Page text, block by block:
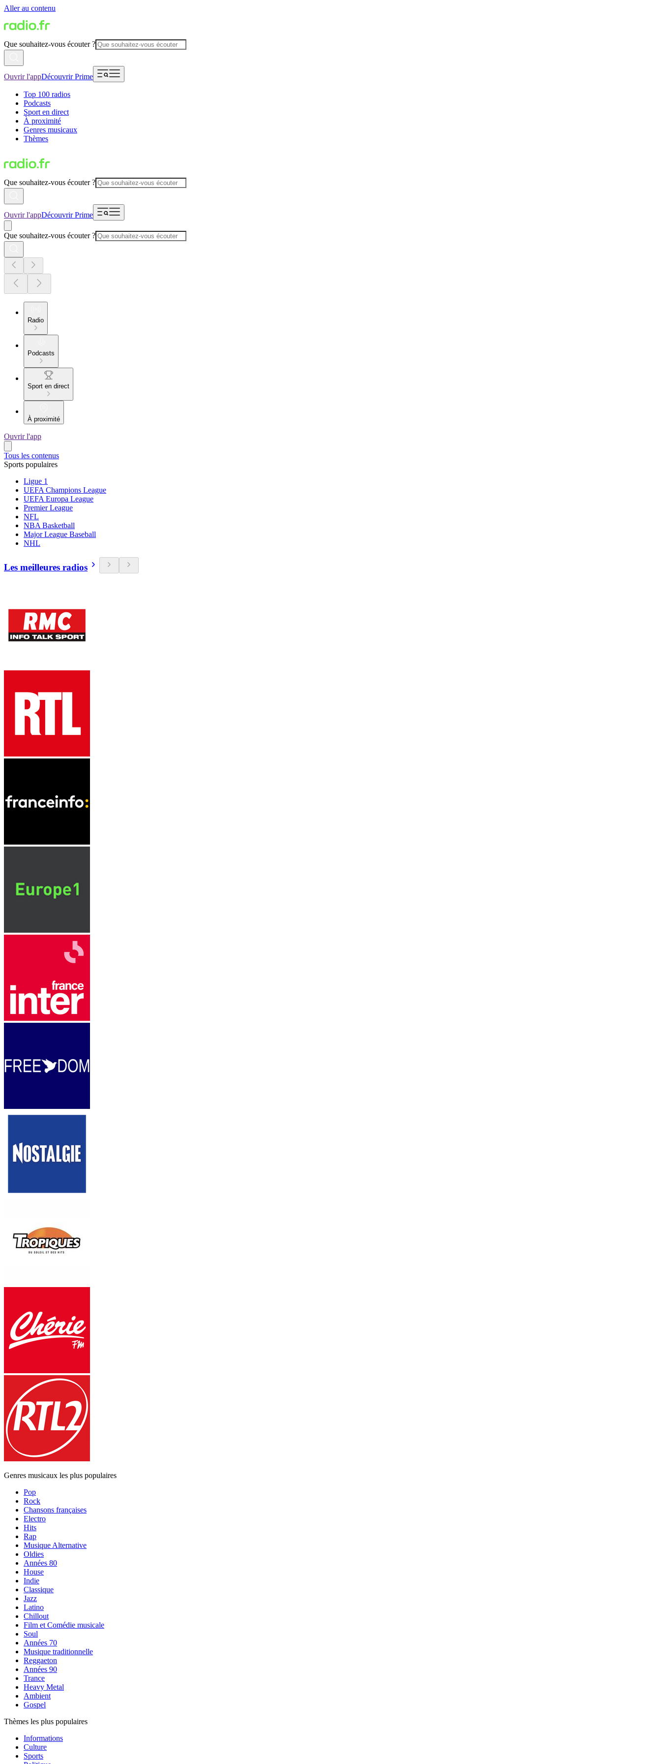
Aller au contenu
Que souhaitez-vous écouter ?
Ouvrir l'appDécouvrir Prime
Top 100 radios
Podcasts
Sport en direct
À proximité
Genres musicaux
Thèmes
Que souhaitez-vous écouter ?
Ouvrir l'appDécouvrir Prime
Que souhaitez-vous écouter ?
Radio
Podcasts
Sport en direct
À proximité
Ouvrir l'app
Tous les contenus
Sports populaires
Ligue 1
UEFA Champions League
UEFA Europa League
Premier League
NFL
NBA Basketball
Major League Baseball
NHL
Les meilleures radios
Genres musicaux les plus populaires
Pop
Rock
Chansons françaises
Electro
Hits
Rap
Musique Alternative
Oldies
Années 80
House
Indie
Classique
Jazz
Latino
Chillout
Film et Comédie musicale
Soul
Années 70
Musique traditionnelle
Reggaeton
Années 90
Trance
Heavy Metal
Ambient
Gospel
Thèmes les plus populaires
Informations
Culture
Sports